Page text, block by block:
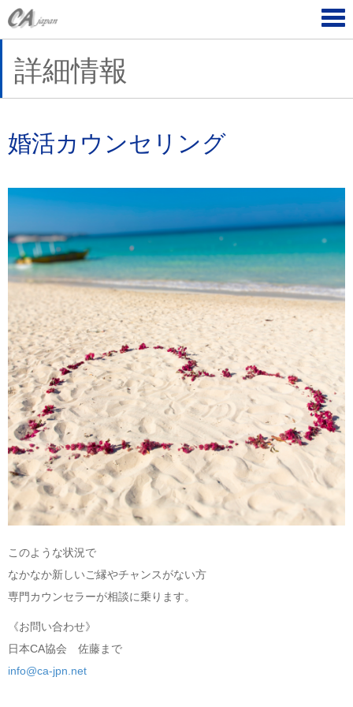
詳細情報
婚活カウンセリング
このような状況で
なかなか新しいご縁やチャンスがない方
専門カウンセラーが相談に乗ります。
《お問い合わせ》
日本CA協会 佐藤まで
info@ca-jpn.net